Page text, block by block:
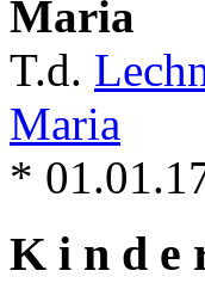
Maria
T.d.
Maria
*
K i n d e